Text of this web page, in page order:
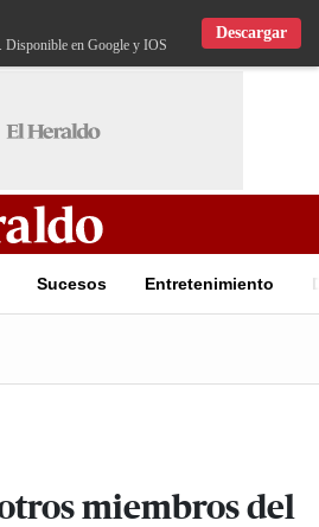
Disponible en Google y IOS
Descargar
Sucesos Entretenimiento
miembros del